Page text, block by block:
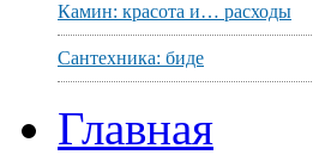
Камин: красота и… расходы
Сантехника: биде
Главная